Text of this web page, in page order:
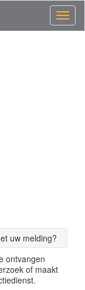
uw melding?
ontvangen
of maakt